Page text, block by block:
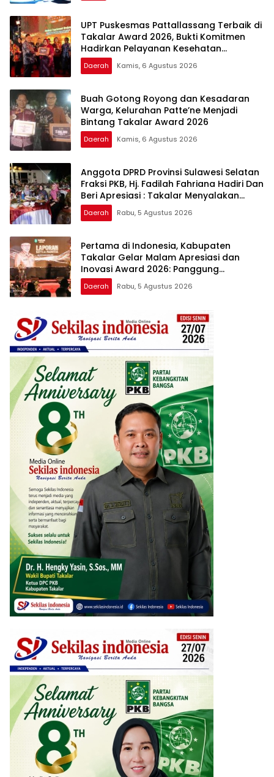
UPT Puskesmas Pattallassang Terbaik di
Takalar Award 2026, Bukti Komitmen
Hadirkan Pelayanan Kesehatan
Berkualitas
Daerah Kamis, 6 Agustus 2026
Buah Gotong Royong dan Kesadaran
Warga, Kelurahan Patte’ne Menjadi
Bintang Takalar Award 2026
Daerah Kamis, 6 Agustus 2026
Anggota DPRD Provinsi Sulawesi Selatan
Fraksi PKB, Hj. Fadilah Fahriana Hadiri Dan
Beri Apresiasi : Takalar Menyalakan
Lentera Pengabdian Melalui Malam
Apresiasi dan Inovasi Award 2026
Daerah Rabu, 5 Agustus 2026
Pertama di Indonesia, Kabupaten
Takalar Gelar Malam Apresiasi dan
Inovasi Award 2026: Panggung
Penghargaan bagi Pelayan Publik
Berprestasi
Daerah Rabu, 5 Agustus 2026